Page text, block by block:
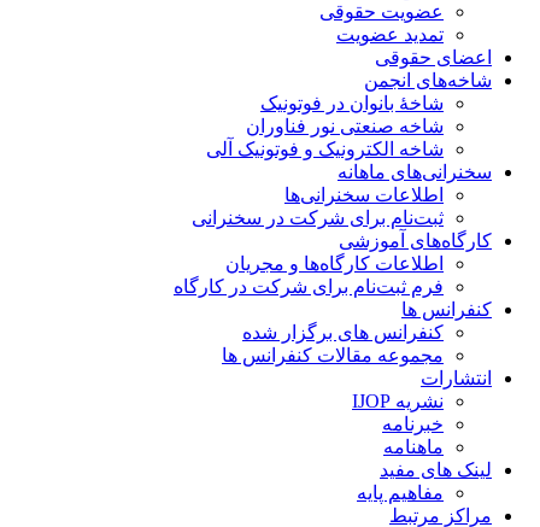
عضویت حقوقی
تمدید عضویت
اعضای حقوقی
شاخه‌های انجمن
شاخۀ بانوان در فوتونیک
شاخه صنعتی نور فناوران
شاخه‌ الکترونیک و فوتونیک آلی
سخنرانی‌های ماهانه
اطلاعات سخنرانی‌‌ها
ثبت‌نام برای شرکت در سخنرانی
کارگاه‌های آموزشی
اطلاعات کارگاه‌ها و مجریان
فرم ثبت‌نام برای شرکت در کارگاه
کنفرانس ها
کنفرانس های برگزار شده
مجموعه مقالات کنفرانس ها
انتشارات
نشریه IJOP
خبرنامه
ماهنامه
لینک های مفید
مفاهیم پایه
مراکز مرتبط